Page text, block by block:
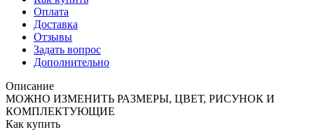
Оплата
Доставка
Отзывы
Задать вопрос
Дополнительно
Описание
МОЖНО ИЗМЕНИТЬ РАЗМЕРЫ, ЦВЕТ, РИСУНОК И
КОМПЛЕКТУЮЩИЕ
Как купить